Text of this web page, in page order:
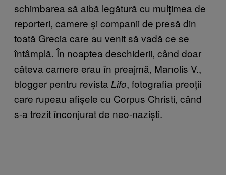
schimbarea să aibă legătură cu mulțimea de
reporteri, camere și companii de presă din
toată Grecia care au venit să vadă ce se
întâmplă. În noaptea deschiderii, când doar
câteva camere erau în preajmă, Manolis V.,
blogger pentru revista Lifo, fotografia preoții
care rupeau afișele cu Corpus Christi, când
s-a trezit înconjurat de neo-naziști.